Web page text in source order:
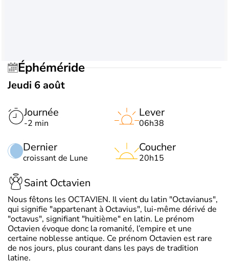
Éphéméride
Jeudi 6 août
Journée
-2 min
Dernier
croissant de Lune
Lever
06h38
Coucher
20h15
Saint Octavien
Nous fêtons les OCTAVIEN. Il vient du latin "Octavianus",
qui signifie "appartenant à Octavius", lui-même dérivé de
"octavus", signifiant "huitième" en latin. Le prénom
Octavien évoque donc la romanité, l’empire et une
certaine noblesse antique. Ce prénom Octavien est rare
de nos jours, plus courant dans les pays de tradition
latine.